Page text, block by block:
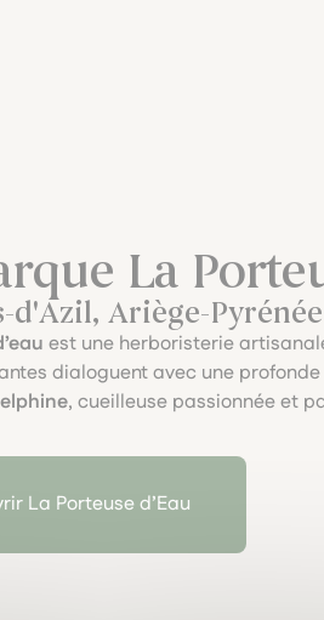
La
d'Azil, Ariège-
est une herboristerie
dialoguent avec une
, cueilleuse passionnée et
selon la méthode du Dr Bach
ancrée, respectueuse, et
l’herboristerie sensible.
nous sommes heureux
La Porteuse d’Eau